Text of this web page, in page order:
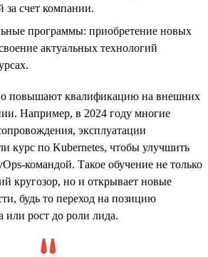
за счет компании.
программы: приобретение новых
актуальных технологий
повышают квалификацию на внешних
Например, в 2024 году многие
эксплуатации
курс по Kubernetes, чтобы улучшить
командой. Такое обучение не только
кругозор, но и открывает новые
будь то переход на позицию
или рост до роли лида.